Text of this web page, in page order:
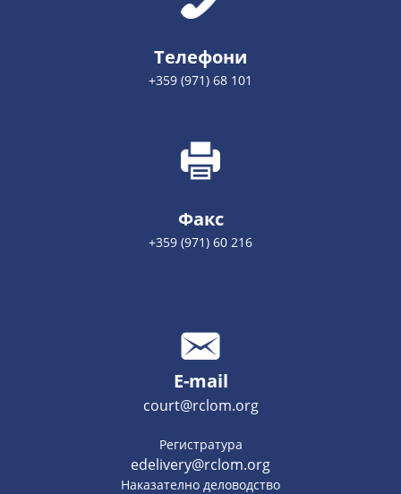
Телефони
+359 (971) 68 101
Факс
+359 (971) 60 216
E-mail
court@rclom.org
Регистратура
edelivery@rclom.org
Наказателно деловодство